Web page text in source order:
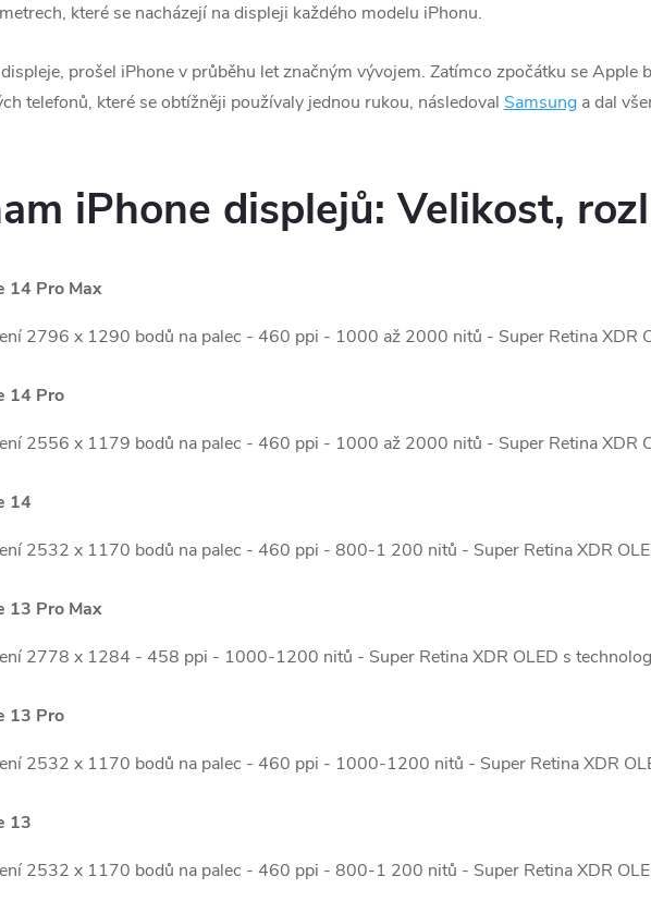
které se nacházejí na displeji každého modelu iPhonu.
prošel iPhone v průběhu let značným vývojem. Zatímco zpočátku se Apple
telefonů, které se obtížněji používaly jednou rukou, následoval Samsunga dal
iPhone displejů: Velikost,
14 Pro Max
2796 x 1290 bodů na palec - 460 ppi - 1000 až 2000 nitů - Super Retina XDR
14 Pro
2556 x 1179 bodů na palec - 460 ppi - 1000 až 2000 nitů - Super Retina XDR
14
2532 x 1170 bodů na palec - 460 ppi - 800-1 200 nitů - Super Retina XDR
13 Pro Max
2778 x 1284 - 458 ppi - 1000-1200 nitů - Super Retina XDR OLED s
13 Pro
2532 x 1170 bodů na palec - 460 ppi - 1000-1200 nitů - Super Retina XDR
13
2532 x 1170 bodů na palec - 460 ppi - 800-1 200 nitů - Super Retina XDR